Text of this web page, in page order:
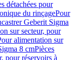
détachées pour
du rinçagePour
Geberit Sigma
sur secteur, pour
alimentation sur
8 cmPièces
pour réservoirs à